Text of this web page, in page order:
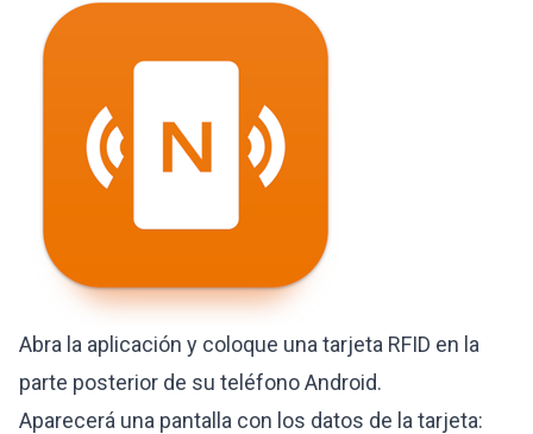
Abra la aplicación y coloque una tarjeta RFID en la
parte posterior de su teléfono Android.
Aparecerá una pantalla con los datos de la tarjeta: